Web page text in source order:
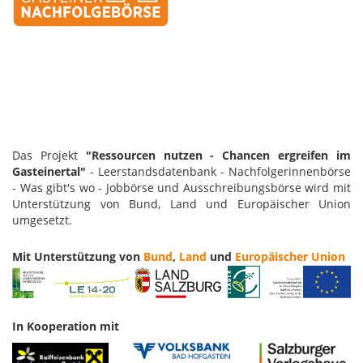
Das Projekt "Ressourcen nutzen - Chancen ergreifen im
Gasteinertal" - Leerstandsdatenbank - Nachfolgerinnenbörse
- Was gibt's wo - Jobbörse und Ausschreibungsbörse wird mit
Unterstützung von Bund, Land und Europäischer Union
umgesetzt.
Mit Unterstützung von Bund, Land und Europäischer Union
In Kooperation mit